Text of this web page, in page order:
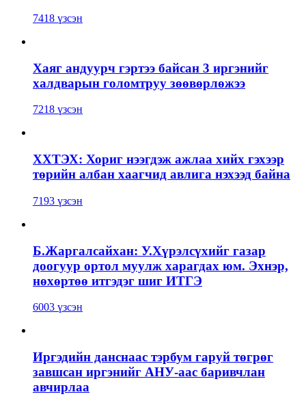
7418 үзсэн
Хаяг андуурч гэртээ байсан 3 иргэнийг
халдварын голомтруу зөөвөрлөжээ
7218 үзсэн
ХХТЭХ: Хориг нээгдэж ажлаа хийх гэхээр
төрийн албан хаагчид авлига нэхээд байна
7193 үзсэн
Б.Жаргалсайхан: У.Хүрэлсүхийг газар
доогуур ортол муулж харагдах юм. Эхнэр,
нөхөртөө итгэдэг шиг ИТГЭ
6003 үзсэн
Иргэдийн данснаас тэрбум гаруй төгрөг
завшсан иргэнийг АНУ-аас баривчлан
авчирлаа